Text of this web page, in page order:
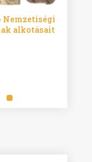
alkotásait